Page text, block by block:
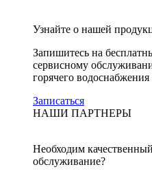
Узнайте о нашей
Запишитесь на
сервисному
горячего водоснабжения
Записаться
НАШИ ПАРТНЕРЫ
Необходим
обслуживание?